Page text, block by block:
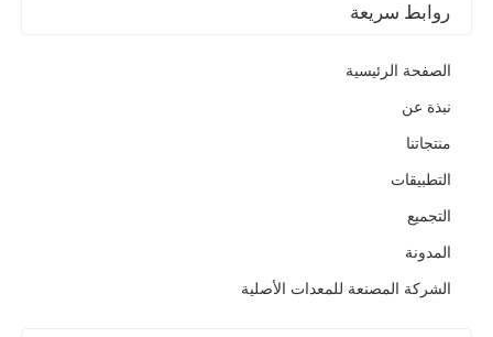
روابط سريعة
الصفحة الرئيسية
نبذة عن
منتجاتنا
التطبيقات
التجميع
المدونة
الشركة المصنعة للمعدات الأصلية